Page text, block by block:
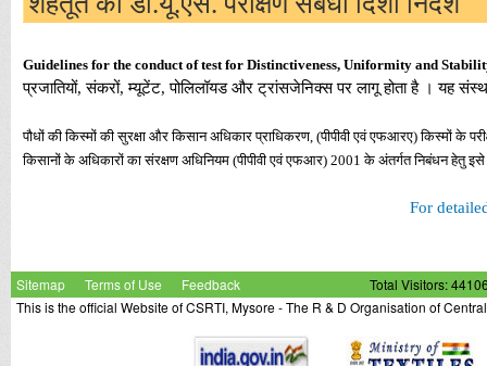
Guidelines for the conduct of test for Distinctiveness, Uniformity and
प्रजातियों, संकरों, म्यूटेंट, पोलिलॉयड और ट्रांसजेनिक्स पर लागू होता है । यह
पौधों की किस्मों की सुरक्षा और किसान अधिकार प्राधिकरण, (पीपीवी एवं एफआरए) किस्मों के
किसानों के अधिकारों का संरक्षण अधिनियम (पीपीवी एवं एफआर) 2001 के अंतर्गत निबंधन हेतु
For
Sitemap Terms of Use Feedback
Total Visitors:
This is the official Website of CSRTI, Mysore - The R & D Organisation of